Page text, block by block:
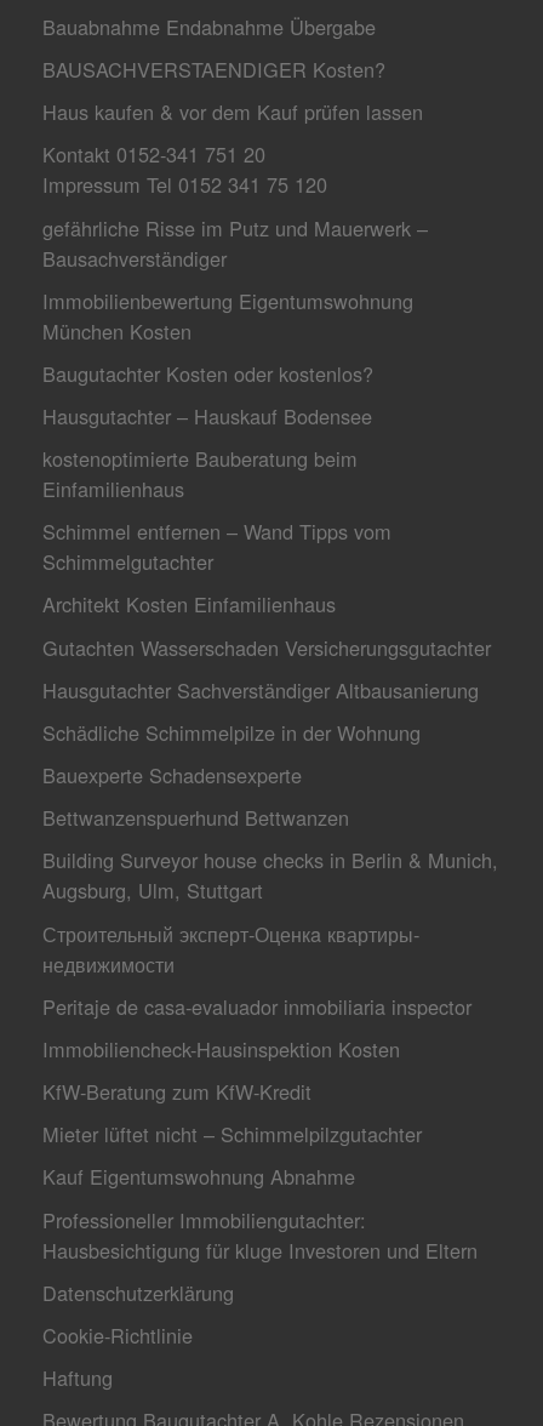
Bauabnahme Endabnahme Übergabe
BAUSACHVERSTAENDIGER Kosten?
Haus kaufen & vor dem Kauf prüfen lassen
Kontakt 0152-341 751 20
Impressum Tel 0152 341 75 120
gefährliche Risse im Putz und Mauerwerk –
Bausachverständiger
Immobilienbewertung Eigentumswohnung
München Kosten
Baugutachter Kosten oder kostenlos?
Hausgutachter – Hauskauf Bodensee
kostenoptimierte Bauberatung beim
Einfamilienhaus
Schimmel entfernen – Wand Tipps vom
Schimmelgutachter
Architekt Kosten Einfamilienhaus
Gutachten Wasserschaden Versicherungsgutachter
Hausgutachter Sachverständiger Altbausanierung
Schädliche Schimmelpilze in der Wohnung
Bauexperte Schadensexperte
Bettwanzenspuerhund Bettwanzen
Building Surveyor house checks in Berlin & Munich,
Augsburg, Ulm, Stuttgart
Строительный эксперт-Оценкa квартиры-
недвижимости
Peritaje de casa-evaluador inmobiliaria inspector
Immobiliencheck-Hausinspektion Kosten
KfW-Beratung zum KfW-Kredit
Mieter lüftet nicht – Schimmelpilzgutachter
Kauf Eigentumswohnung Abnahme
Professioneller Immobiliengutachter:
Hausbesichtigung für kluge Investoren und Eltern
Datenschutzerklärung
Cookie-Richtlinie
Haftung
Bewertung Baugutachter A. Kohle Rezensionen